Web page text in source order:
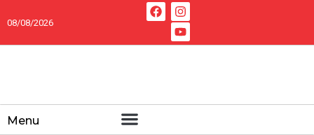
08/08/2026
Menu